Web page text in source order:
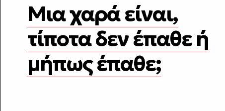
Μια χαρά είναι,
τίποτα δεν έπαθε ή
μήπως έπαθε;